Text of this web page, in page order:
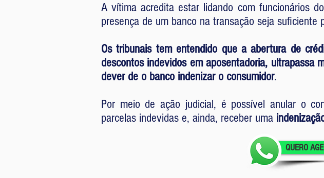
QUERO
A vítima acredita estar lidando com funcionários
presença de um banco na transação seja
Os tribunais tem entendido que a abertura de
descontos indevidos em aposentadoria, ultrapassa
dever de o banco indenizar o consumidor.
Por meio de ação judicial, é possível anular o
parcelas indevidas e, ainda, receber uma